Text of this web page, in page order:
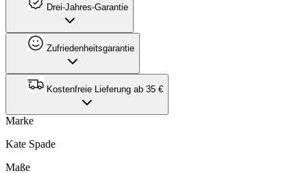
Drei-Jahres-Garantie
Zufriedenheitsgarantie
Kostenfreie Lieferung ab 35 €
Marke
Kate Spade
Maße